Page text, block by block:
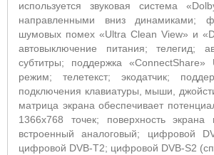
используется звуковая система
направленными вниз динамиками;
шумовых помех «Ultra Clean View» и
автовыключение питания; телегид;
субтитры; поддержка «ConnectShare»
режим; телетекст; экодатчик;
подключения клавиатуры, мыши,
матрица экрана обеспечивает
1366x768 точек; поверхность экрана
встроенный аналоговый; цифровой
цифровой DVB-T2; цифровой DVB-S2